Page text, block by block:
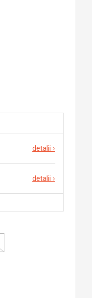
detalii ›
detalii ›